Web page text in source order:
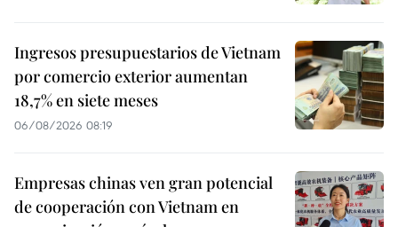
Ingresos presupuestarios de Vietnam
por comercio exterior aumentan
18,7% en siete meses
06/08/2026 08:19
Empresas chinas ven gran potencial
de cooperación con Vietnam en